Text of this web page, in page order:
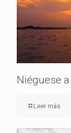
Niéguese
Leer más